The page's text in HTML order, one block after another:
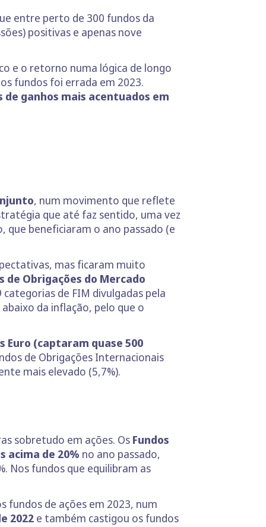
entre perto de 300 fundos da
positivas e apenas nove
e o retorno numa lógica de longo
fundos foi errada em 2023.
ganhos mais acentuados em
, num movimento que reflete
que até faz sentido, uma vez
beneficiaram o ano passado (e
mas ficaram muito
de Obrigações do Mercado
de FIM divulgadas pela
da inflação, pelo que o
Euro (captaram quase 500
de Obrigações Internacionais
mais elevado (5,7%).
sobretudo em ações. Os Fundos
acima de 20% no ano passado,
Nos fundos que equilibram as
fundos de ações em 2023, num
2022 e também castigou os fundos